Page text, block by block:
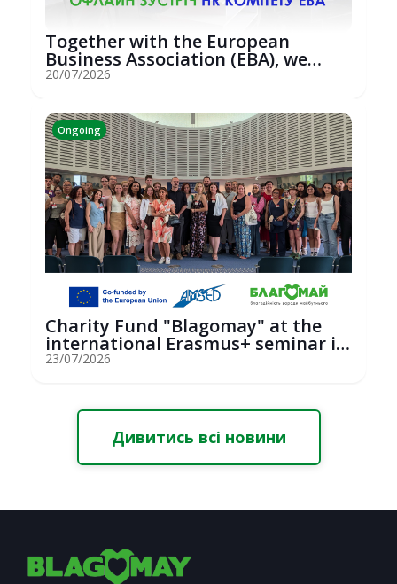
Together with the European
Business Association (EBA), we
hosted an...
20/07/2026
Ongoing
Charity Fund "Blagomay" at the
international Erasmus+ seminar in
St...
23/07/2026
Дивитись всі новини